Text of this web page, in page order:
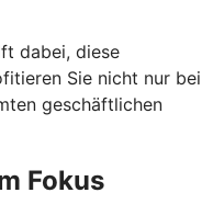
dabei, diese
Sie nicht nur bei
geschäftlichen
Fokus